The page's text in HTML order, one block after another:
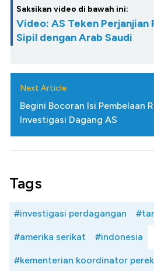
Saksikan video di bawah ini:
Video: AS Teken Perjanjian
Sipil dengan Arab Saudi
Next Article
Begini Bocoran Isi Pembelaan
Investigasi Dagang AS
Tags
#investigasi perdagangan
#amerika serikat #indonesia
#kementerian koordinator